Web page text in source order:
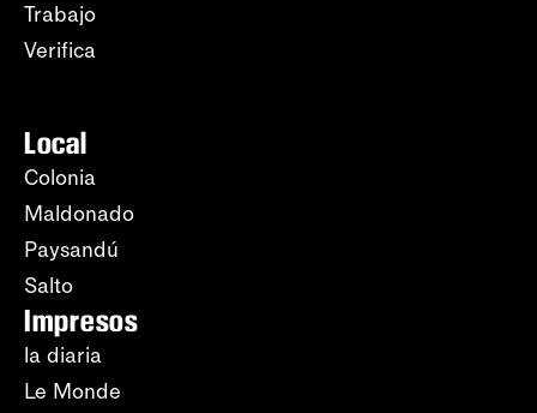
Trabajo
Verifica
Local
Colonia
Maldonado
Paysandú
Salto
Impresos
la diaria
Le Monde